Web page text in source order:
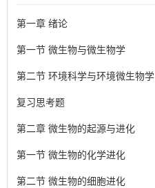
第一章 绪论
第一节 微生物与微生物学
第二节 环境科学与环境微生物学
复习思考题
第二章 微生物的起源与进化
第一节 微生物的化学进化
第二节 微生物的细胞进化